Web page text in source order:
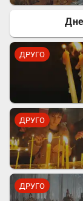
ДРУГО
ДРУГО
ДРУГО